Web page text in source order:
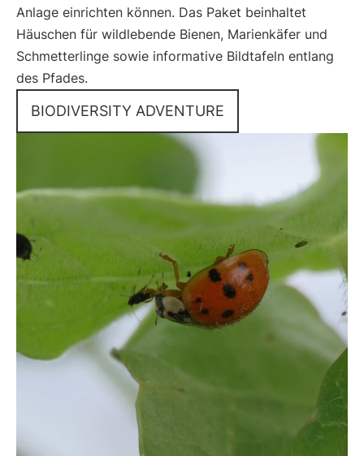
Anlage einrichten können. Das Paket beinhaltet
Häuschen für wildlebende Bienen, Marienkäfer und
Schmetterlinge sowie informative Bildtafeln entlang
des Pfades.
BIODIVERSITY ADVENTURE